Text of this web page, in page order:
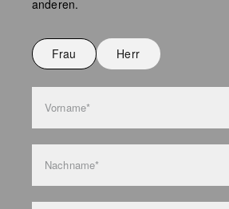
Nicht waschen
anderen.
Frau Herr
Vorname*
Nachname*